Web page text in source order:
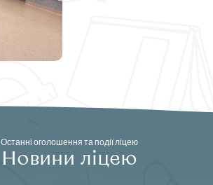
Останні оголошення та події ліцею
Новини ліцею